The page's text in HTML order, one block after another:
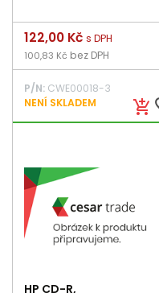
add_shopping_cart
Cena
122,00 Kč s DPH
100,83 Kč bez DPH
P/N: CWE00018-3
NENÍ SKLADEM
HP CD-R,